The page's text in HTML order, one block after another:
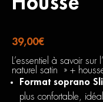
39,00€
L’essentiel à savoir
naturel satin » +
Format soprano
plus confortable,